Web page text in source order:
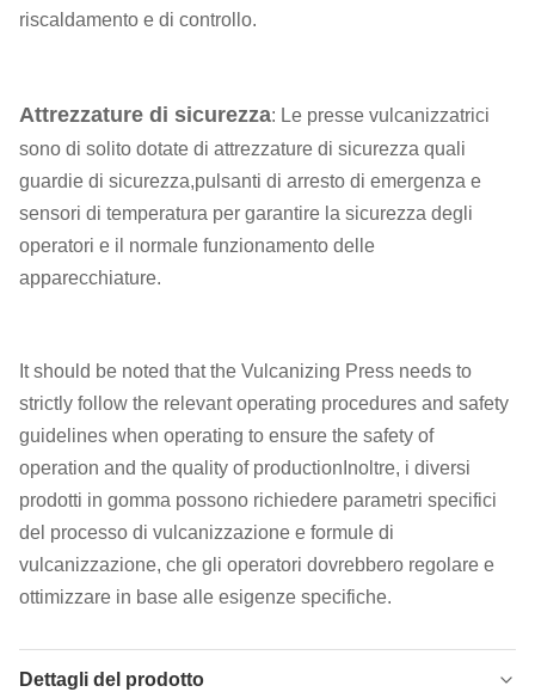
riscaldamento e di controllo.
Attrezzature di sicurezza: Le presse vulcanizzatrici
sono di solito dotate di attrezzature di sicurezza quali
guardie di sicurezza,pulsanti di arresto di emergenza e
sensori di temperatura per garantire la sicurezza degli
operatori e il normale funzionamento delle
apparecchiature.
It should be noted that the Vulcanizing Press needs to
strictly follow the relevant operating procedures and safety
guidelines when operating to ensure the safety of
operation and the quality of productionInoltre, i diversi
prodotti in gomma possono richiedere parametri specifici
del processo di vulcanizzazione e formule di
vulcanizzazione, che gli operatori dovrebbero regolare e
ottimizzare in base alle esigenze specifiche.
Dettagli del prodotto